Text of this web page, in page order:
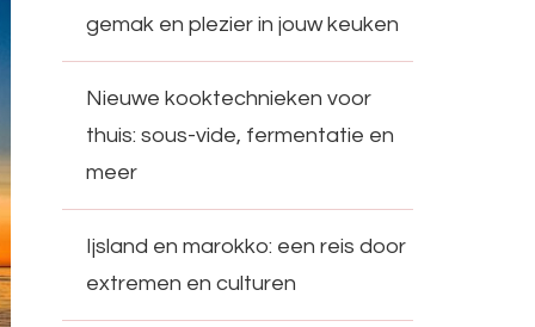
gemak en plezier in jouw keuken
Nieuwe kooktechnieken voor
thuis: sous-vide, fermentatie en
meer
Ijsland en marokko: een reis door
extremen en culturen